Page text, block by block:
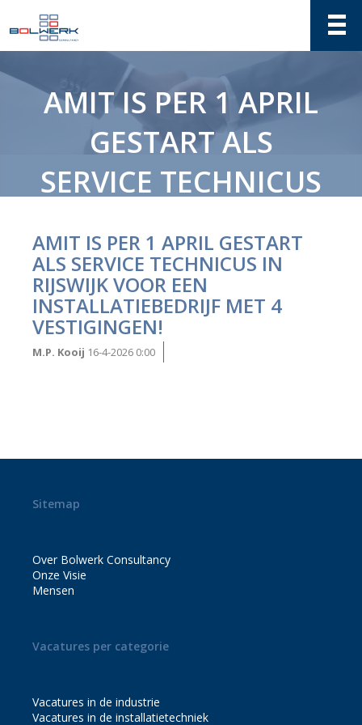
AMIT IS PER 1 APRIL
GESTART ALS
SERVICE TECHNICUS
EEN
INSTALLATIEBEDRIJF
MET 4
AMIT IS PER 1 APRIL GESTART
ALS SERVICE TECHNICUS IN
RIJSWIJK VOOR EEN
INSTALLATIEBEDRIJF MET 4
VESTIGINGEN!
M.P. Kooij 16-4-2026 0:00
Sitemap
Over Bolwerk Consultancy
Onze Visie
Mensen
Vacatures per categorie
Vacatures in de industrie
Vacatures in de installatietechniek